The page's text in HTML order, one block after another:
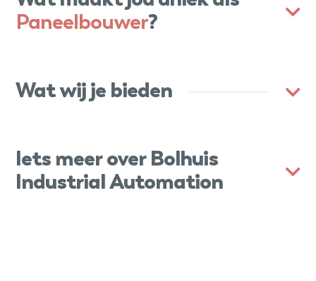
Paneelbouwer?
Wat wij je bieden
Iets meer over Bolhuis
Industrial Automation